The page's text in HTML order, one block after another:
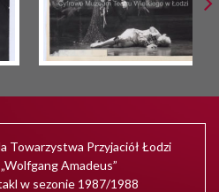
Towarzystwa Przyjaciół Łodzi
Amadeus”
w sezonie 1987/1988